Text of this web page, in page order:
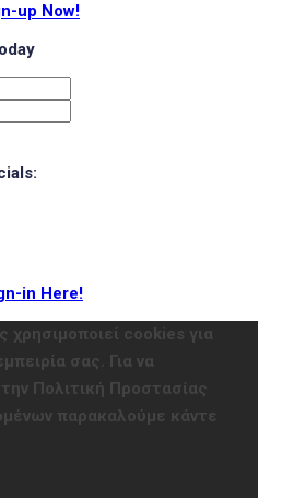
up Now!
in Here!
χρησιμοποιεί cookies για
σας. Για να
Πολιτική Προστασίας
παρακαλούμε κάντε